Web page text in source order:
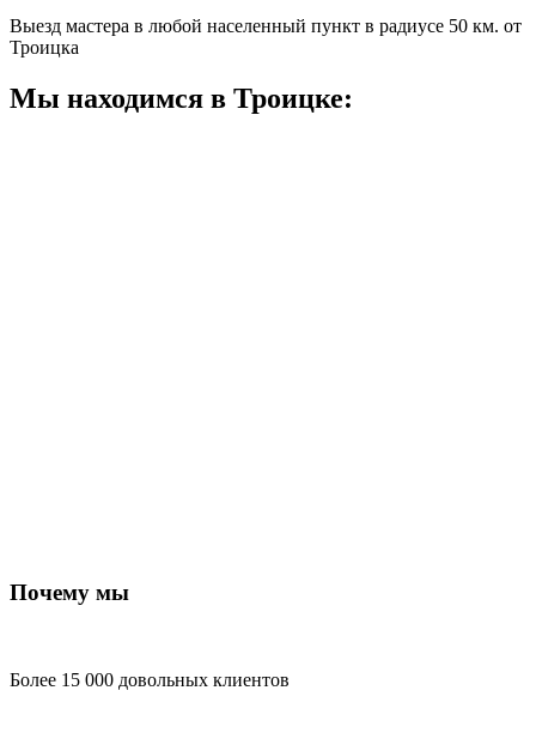
Выезд мастера в любой населенный пункт в радиусе 50 км. от
Троицка
Мы находимся в Троицке:
Почему мы
Более 15 000 довольных клиентов